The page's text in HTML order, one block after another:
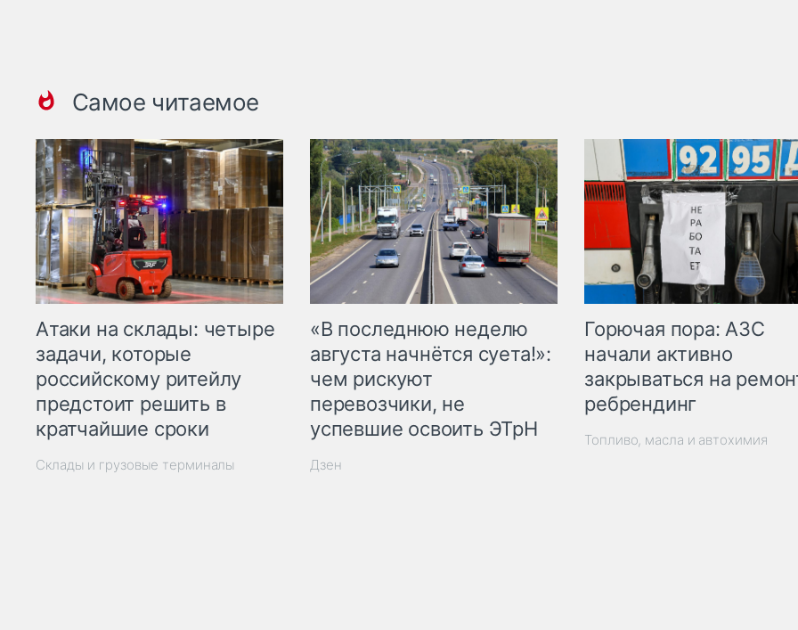
Самое читаемое
Атаки на склады: четыре
задачи, которые
российскому ритейлу
предстоит решить в
кратчайшие сроки
Склады и грузовые терминалы
«В последнюю неделю
августа начнётся суета!»:
чем рискуют
перевозчики, не
успевшие освоить ЭТрН
Дзен
Горючая пора: АЗС
начали активно
закрываться на
ребрендинг
Топливо, масла и автохимия